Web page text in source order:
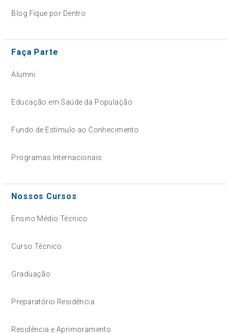
Blog Fique por Dentro
Faça Parte
Alumni
Educação em Saúde da População
Fundo de Estímulo ao Conhecimento
Programas Internacionais
Nossos Cursos
Ensino Médio Técnico
Curso Técnico
Graduação
Preparatório Residência
Residência e Aprimoramento